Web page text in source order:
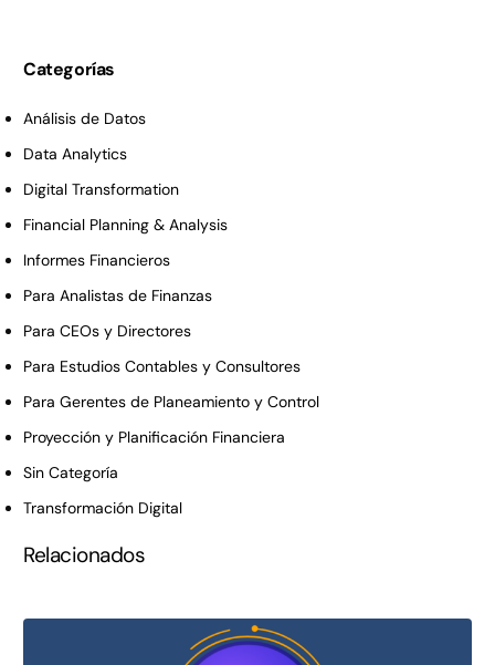
Categorías
Análisis de Datos
Data Analytics
Digital Transformation
Financial Planning & Analysis
Informes Financieros
Para Analistas de Finanzas
Para CEOs y Directores
Para Estudios Contables y Consultores
Para Gerentes de Planeamiento y Control
Proyección y Planificación Financiera
Sin Categoría
Transformación Digital
Relacionados